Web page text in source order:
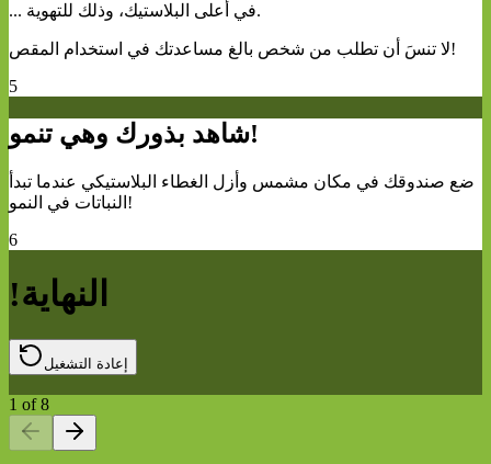
... في أعلى البلاستيك، وذلك للتهوية.
لا تنسَ أن تطلب من شخص بالغ مساعدتك في استخدام المقص!
5
شاهد بذورك وهي تنمو!
ضع صندوقك في مكان مشمس وأزل الغطاء البلاستيكي عندما تبدأ
النباتات في النمو!
6
!النهاية
إعادة التشغيل
1 of8